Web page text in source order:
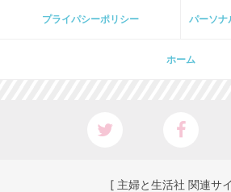
プライパシーポリシー パーソナ
ホーム
[ 主婦と生活社 関連サ